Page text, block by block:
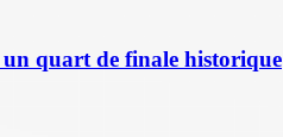
quart de finale historique